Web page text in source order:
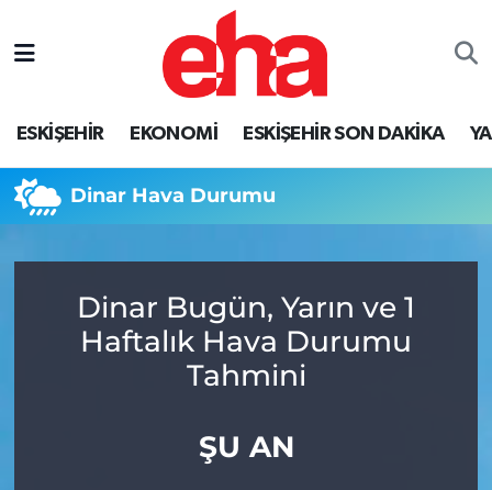
ESKİŞEHİR EKONOMİ ESKİŞEHİR SON DAKİKA
Dinar Hava Durumu
Dinar Bugün, Yarın ve 1
Haftalık Hava Durumu
Tahmini
ŞU AN